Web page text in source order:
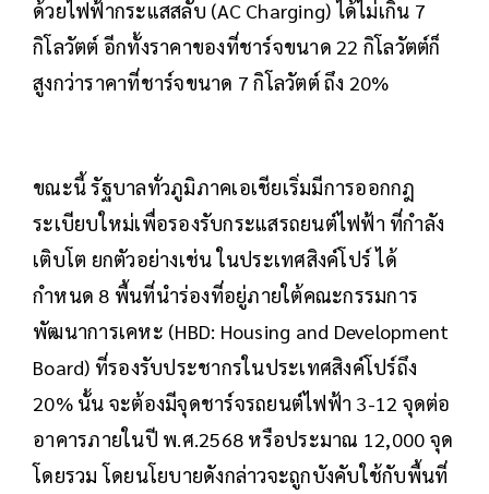
ด้วยไฟฟ้ากระแสสลับ (AC Charging) ได้ไม่เกิน 7
กิโลวัตต์ อีกทั้งราคาของที่ชาร์จขนาด 22 กิโลวัตต์ก็
สูงกว่าราคาที่ชาร์จขนาด 7 กิโลวัตต์ ถึง 20%
ขณะนี้ รัฐบาลทั่วภูมิภาคเอเชียเริ่มมีการออกกฎ
ระเบียบใหม่เพื่อรองรับกระแสรถยนต์ไฟฟ้า ที่กำลัง
เติบโต ยกตัวอย่างเช่น ในประเทศสิงค์โปร์ ได้
กำหนด 8 พื้นที่นำร่องที่อยู่ภายใต้คณะกรรมการ
พัฒนาการเคหะ (HBD: Housing and Development
Board) ที่รองรับประชากรในประเทศสิงค์โปร์ถึง
20% นั้น จะต้องมีจุดชาร์จรถยนต์ไฟฟ้า 3-12 จุดต่อ
อาคารภายในปี พ.ศ.2568 หรือประมาณ 12,000 จุด
โดยรวม โดยนโยบายดังกล่าวจะถูกบังคับใช้กับพื้นที่